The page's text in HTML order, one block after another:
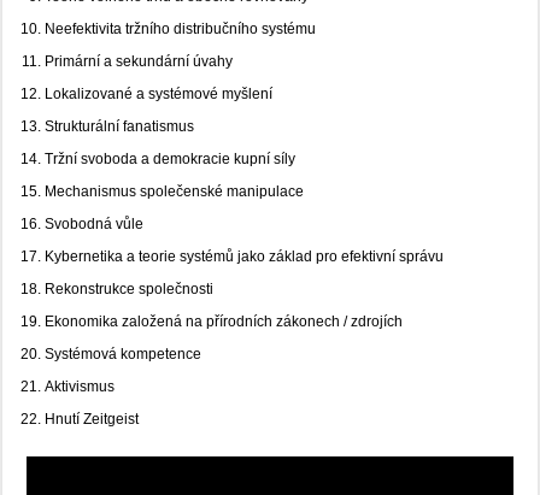
Neefektivita tržního distribučního systému
Primární a sekundární úvahy
Lokalizované a systémové myšlení
Strukturální fanatismus
Tržní svoboda a demokracie kupní síly
Mechanismus společenské manipulace
Svobodná vůle
Kybernetika a teorie systémů jako základ pro efektivní správu
Rekonstrukce společnosti
Ekonomika založená na přírodních zákonech / zdrojích
Systémová kompetence
Aktivismus
Hnutí Zeitgeist